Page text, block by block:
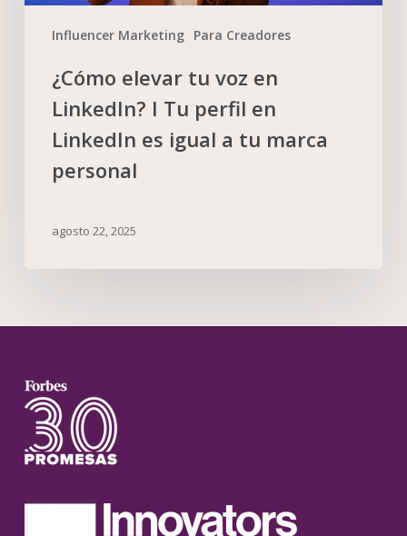
Influencer Marketing Para Creadores
¿Cómo elevar tu voz en
LinkedIn? I Tu perfil en
LinkedIn es igual a tu marca
personal
agosto 22, 2025